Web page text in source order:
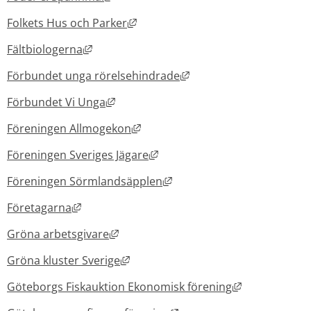
Folkets Hus och Parker Länk till annan webbplats,
Fältbiologerna
Länk till annan webbplats, öppnas i nytt
Förbundet unga rörelsehindrade Länk till annan
Förbundet Vi Unga
Länk till annan webbplats, öppnas i
Föreningen Allmogekon
Länk till annan webbplats,
Föreningen Sveriges Jägare Länk till annan webbplats,
Föreningen Sörmlandsäpplen
Länk till annan
Företagarna
Länk till annan webbplats, öppnas i nytt
Gröna arbetsgivare Länk till annan webbplats, öppnas i
Gröna kluster Sverige Länk till annan webbplats,
Göteborgs Fiskauktion Ekonomisk förening Länk till